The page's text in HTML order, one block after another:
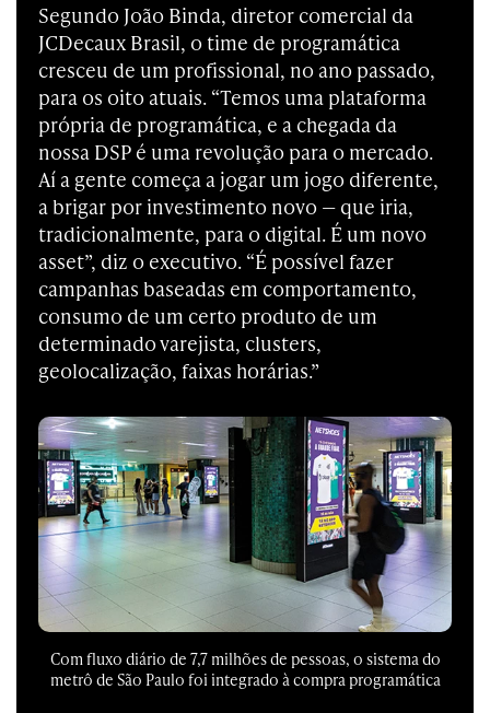
Segundo João Binda, diretor comercial da
JCDecaux Brasil, o time de programática
cresceu de um profissional, no ano passado,
para os oito atuais. “Temos uma plataforma
própria de programática, e a chegada da
nossa DSP é uma revolução para o mercado.
Aí a gente começa a jogar um jogo diferente,
a brigar por investimento novo — que iria,
tradicionalmente, para o digital. É um novo
asset”, diz o executivo. “É possível fazer
campanhas baseadas em comportamento,
consumo de um certo produto de um
determinado varejista, clusters,
geolocalização, faixas horárias.”
Com fluxo diário de 7,7 milhões de pessoas, o sistema do
metrô de São Paulo foi integrado à compra programática